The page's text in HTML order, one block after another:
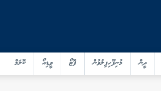
ދީން މުނިފޫހިފިލުވުން ފޮޓޯ ވީޑިއޯ ކޮލަމް